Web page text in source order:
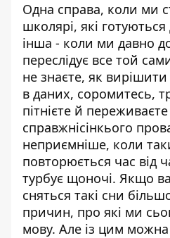
Одна справа, коли ми
школярі, які
інша - коли ми давно
переслідує все той
не знаєте, як вирішити
в даних, соромитесь,
пітнієте й переживаєте
справжнісінкього
неприємніше, коли
повторюється час від
турбує щоночі. Якщо
сняться такі сни
причин, про які ми
мову. Але із цим